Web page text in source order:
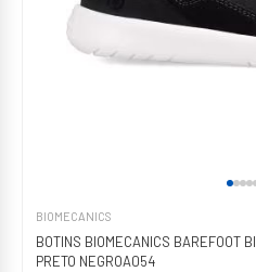
BIOMECANICS
BOTINS BIOMECANICS BAREFOOT
PRETO NEGROA054